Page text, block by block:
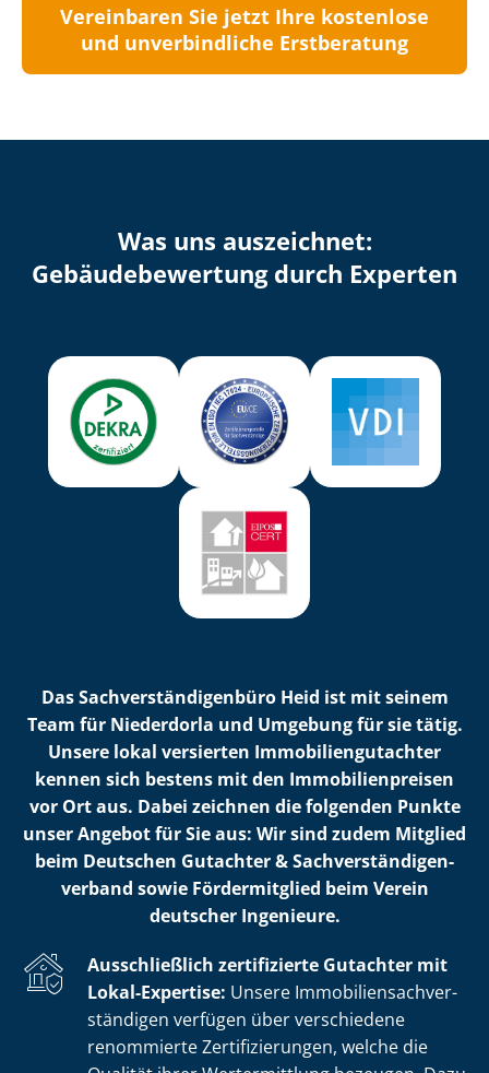
Vereinbaren Sie jetzt Ihre kostenlose
und unverbindliche Erstberatung
Was uns auszeichnet:
Ge­bäu­de­be­wer­tung durch Experten
Das Sach­ver­stän­di­gen­bü­ro Heid ist mit seinem
Team für Niederdorla und Umgebung für sie tätig.
Unsere lokal versierten Im­mo­bi­li­en­gut­ach­ter
kennen sich bestens mit den Im­mo­bi­li­en­prei­sen
vor Ort aus. Dabei zeichnen die folgenden Punkte
unser Angebot für Sie aus: Wir sind zudem Mitglied
beim Deutschen Gutachter & Sach­ver­stän­di­gen­
ver­band sowie Fördermitglied beim Verein
deutscher Ingenieure.
Ausschließlich zertifizierte Gutachter mit
Lokal-Expertise: Unsere Im­mo­bi­li­en­sach­ver­
stän­di­gen verfügen über verschiedene
renommierte Zer­ti­fi­zie­run­gen, welche die